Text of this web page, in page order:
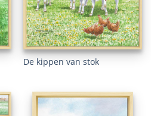
De kippen van stok